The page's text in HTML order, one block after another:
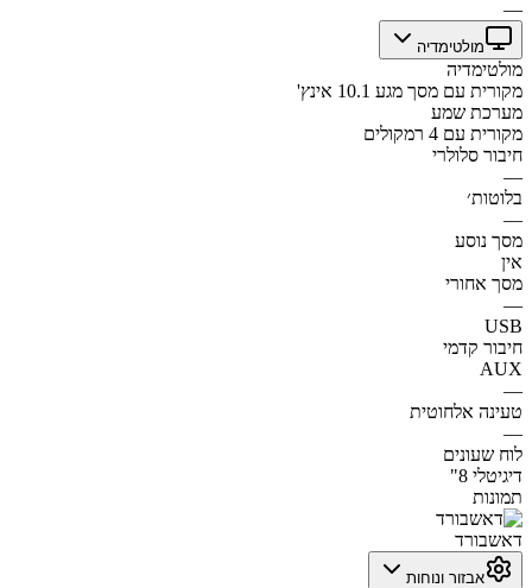
—
מולטימדיה
מולטימדיה
מקורית עם מסך מגע 10.1 אינץ'
מערכת שמע
מקורית עם 4 רמקולים
חיבור סלולרי
—
בלוטות׳
—
מסך נוסע
אין
מסך אחורי
—
USB
חיבור קדמי
AUX
—
טעינה אלחוטית
—
לוח שעונים
דיגיטלי 8"
תמונות
דאשבורד
אבזור ונוחות